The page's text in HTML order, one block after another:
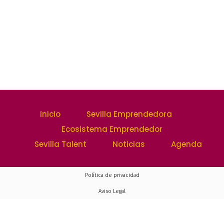
Inicio
Sevilla Emprendedora
Ecosistema Emprendedor
Sevilla Talent
Noticias Agenda
Política de privacidad
Aviso Legal